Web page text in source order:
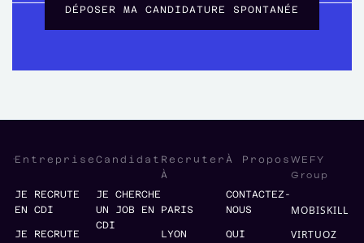
DÉPOSER MA CANDIDATURE SPONTANÉE
Entreprise
JE RECRUTE
EN CDI
JE RECRUTE
Candidat
JE CHERCHE
UN JOB EN
CDI
Recruter
À
PARIS
LYON
À Propos
CONTACTEZ-
NOUS
QUI
WEFY
Group
MOBISKILL
VIRTUOZ